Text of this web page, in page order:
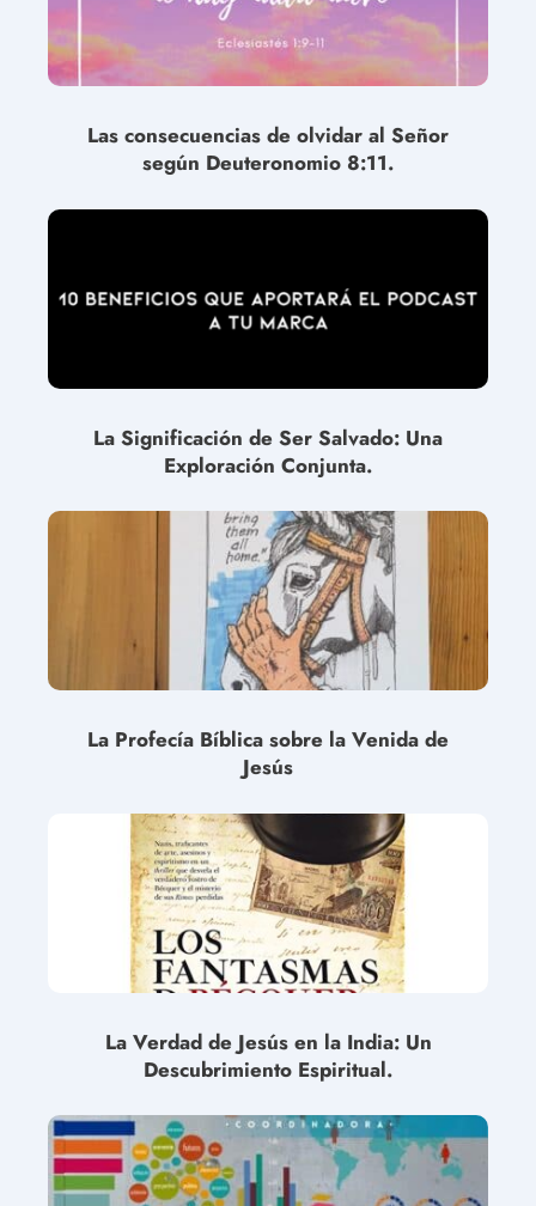
Las consecuencias de olvidar al Señor
según Deuteronomio 8:11.
La Significación de Ser Salvado: Una
Exploración Conjunta.
La Profecía Bíblica sobre la Venida de
Jesús
La Verdad de Jesús en la India: Un
Descubrimiento Espiritual.